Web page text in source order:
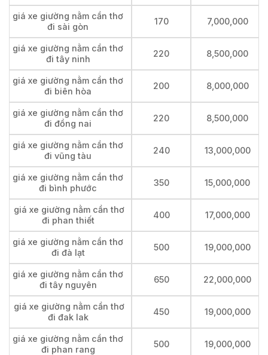
giá xe giường nằm cần thơ
đi sài gòn
170 7,000,000
giá xe giường nằm cần thơ
đi tây ninh
220 8,500,000
giá xe giường nằm cần thơ
đi biên hòa
200 8,000,000
giá xe giường nằm cần thơ
đi đồng nai
220 8,500,000
giá xe giường nằm cần thơ
đi vũng tàu
240 13,000,000
giá xe giường nằm cần thơ
đi bình phước
350 15,000,000
giá xe giường nằm cần thơ
đi phan thiết
400 17,000,000
giá xe giường nằm cần thơ
đi đà lạt
500 19,000,000
giá xe giường nằm cần thơ
đi tây nguyên
650 22,000,000
giá xe giường nằm cần thơ
đi đak lak
450 19,000,000
giá xe giường nằm cần thơ
đi phan rang
500 19,000,000